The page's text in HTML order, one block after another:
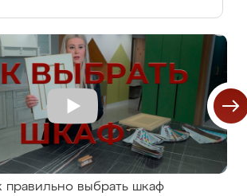
правильно выбрать шкаф